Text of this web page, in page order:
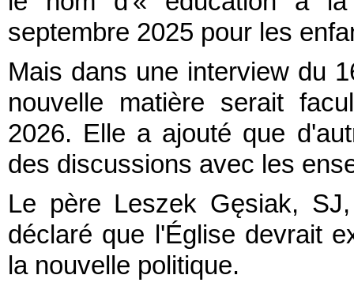
septembre 2025 pour les
Mais dans une interview du
nouvelle matière serait
2026. Elle a ajouté que
des discussions avec les
Le père Leszek Gęsiak,
déclaré que l'Église devrait
la nouvelle politique.